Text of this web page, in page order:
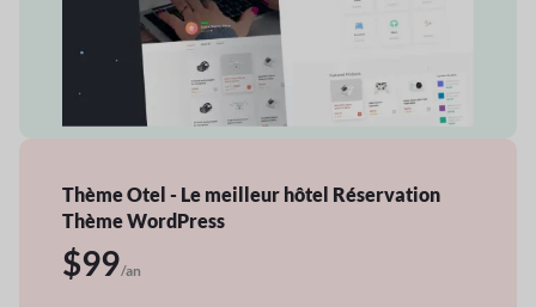
Thème Otel - Le meilleur hôtel Réservation
Thème WordPress
$99/an